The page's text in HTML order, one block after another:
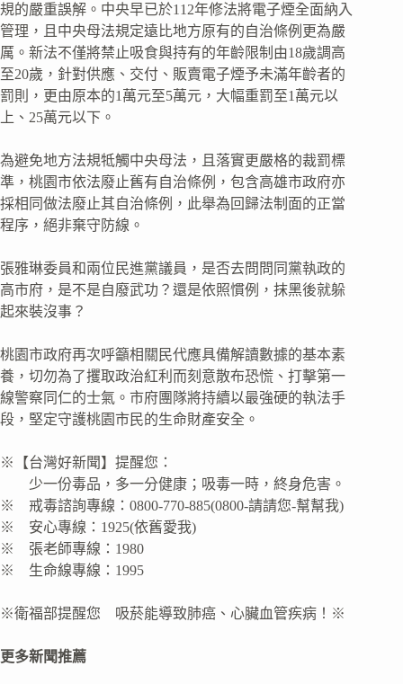
規的嚴重誤解。中央早已於112年修法將電子煙全面納入
管理，且中央母法規定遠比地方原有的自治條例更為嚴
厲。新法不僅將禁止吸食與持有的年齡限制由18歲調高
至20歲，針對供應、交付、販賣電子煙予未滿年齡者的
罰則，更由原本的1萬元至5萬元，大幅重罰至1萬元以
上、25萬元以下。
為避免地方法規牴觸中央母法，且落實更嚴格的裁罰標
準，桃園市依法廢止舊有自治條例，包含高雄市政府亦
採相同做法廢止其自治條例，此舉為回歸法制面的正當
程序，絕非棄守防線。
張雅琳委員和兩位民進黨議員，是否去問問同黨執政的
高市府，是不是自廢武功？還是依照慣例，抹黑後就躲
起來裝沒事？
桃園市政府再次呼籲相關民代應具備解讀數據的基本素
養，切勿為了攫取政治紅利而刻意散布恐慌、打擊第一
線警察同仁的士氣。市府團隊將持續以最強硬的執法手
段，堅定守護桃園市民的生命財產安全。
※【台灣好新聞】提醒您：
少一份毒品，多一分健康；吸毒一時，終身危害。
※ 戒毒諮詢專線：0800-770-885(0800-請請您-幫幫我)
※ 安心專線：1925(依舊愛我)
※ 張老師專線：1980
※ 生命線專線：1995
※衛福部提醒您 吸菸能導致肺癌、心臟血管疾病！※
更多新聞推薦